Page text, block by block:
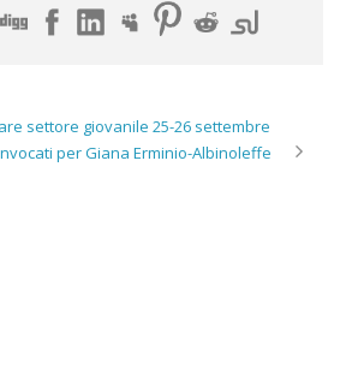
settore giovanile 25-26 settembre
per Giana Erminio-Albinoleffe